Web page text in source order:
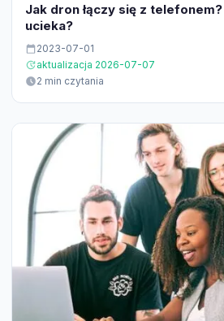
Jak dron łączy się z
ucieka?
2023-07-01
aktualizacja 2026-07-07
2 min czytania